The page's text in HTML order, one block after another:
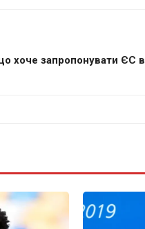
хоче запропонувати ЄС